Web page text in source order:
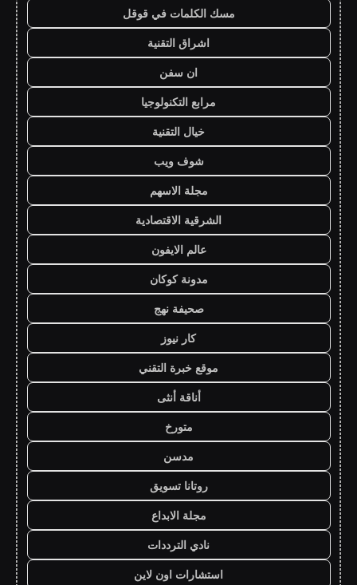
مسك الكلمات في قوقل
اشراق التقنية
ان سفن
مرابع التكنولوجيا
خيال التقنية
شوف ويب
مجلة الاسهم
الشرقية الاقتصادية
عالم الايفون
مدونة كوكان
صحيفة نهج
كار نيوز
موقع خبرة التقني
أناقة أنثى
متورخ
مدسن
روتانا تسويق
مجلة الابداع
نادي الترددات
استشارات اون لاين